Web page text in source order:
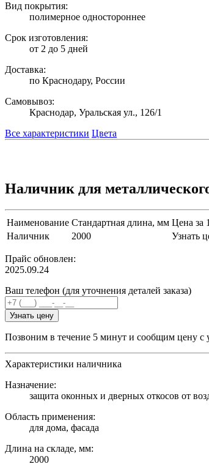
Вид покрытия:
полимерное одностороннее
Срок изготовления:
от 2 до 5 дней
Доставка:
по Краснодару, России
Самовывоз:
Краснодар, Уральская ул., 126/1
Все характеристики Цвета
Наличник для
Наименование Стандартная длина, мм Цена за
Наличник
2000 Узнать
Прайс обновлен:
2025.09.24
Ваш телефон (для уточнения деталей заказа)
Узнать цену
Позвоним в течение 5 минут и сообщим цену с
Характеристики наличника
Назначение:
защита оконных и дверных откосов от
Область применения:
для дома, фасада
Длина на складе, мм:
2000